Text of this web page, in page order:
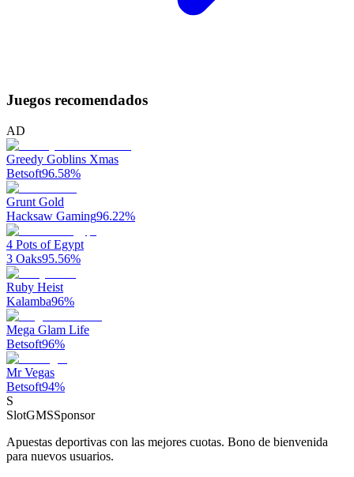
Juegos recomendados
AD
Greedy Goblins Xmas
Betsoft96.58%
Grunt Gold
Hacksaw Gaming96.22%
4 Pots of Egypt
3 Oaks95.56%
Ruby Heist
Kalamba96%
Mega Glam Life
Betsoft96%
Mr Vegas
Betsoft94%
S
SlotGMSSponsor
Apuestas deportivas con las mejores cuotas. Bono de bienvenida
para nuevos usuarios.